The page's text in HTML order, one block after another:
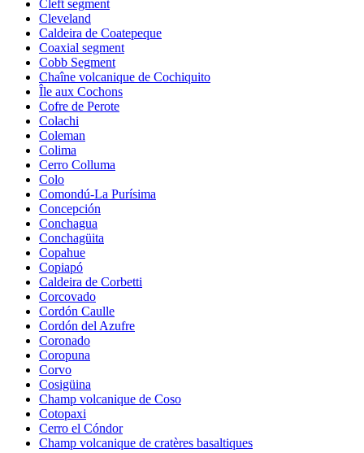
Cleft segment
Cleveland
Caldeira de Coatepeque
Coaxial segment
Cobb Segment
Chaîne volcanique de Cochiquito
Île aux Cochons
Cofre de Perote
Colachi
Coleman
Colima
Cerro Colluma
Colo
Comondú-La Purísima
Concepción
Conchagua
Conchagüita
Copahue
Copiapó
Caldeira de Corbetti
Corcovado
Cordón Caulle
Cordón del Azufre
Coronado
Coropuna
Corvo
Cosigüina
Champ volcanique de Coso
Cotopaxi
Cerro el Cóndor
Champ volcanique de cratères basaltiques